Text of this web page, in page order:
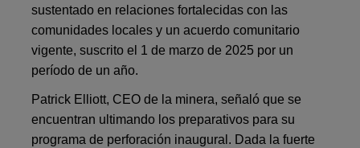
sustentado en relaciones fortalecidas con las
comunidades locales y un acuerdo comunitario
vigente, suscrito el 1 de marzo de 2025 por un
período de un año.
Patrick Elliott, CEO de la minera, señaló que se
encuentran ultimando los preparativos para su
programa de perforación inaugural. Dada la fuerte